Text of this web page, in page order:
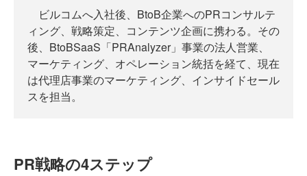
ビルコムへ入社後、BtoB企業へのPRコンサルテ
ィング、戦略策定、コンテンツ企画に携わる。その
後、BtoBSaaS「PRAnalyzer」事業の法人営業、
マーケティング、オペレーション統括を経て、現在
は代理店事業のマーケティング、インサイドセール
スを担当。
PR戦略の4ステップ